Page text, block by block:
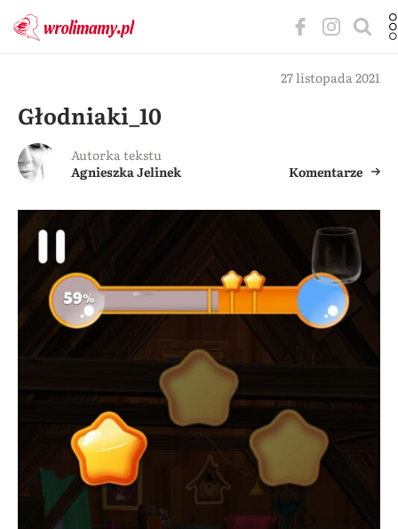
27 listopada 2021
Głodniaki_10
Autorka tekstu
Agnieszka Jelinek
Komentarze